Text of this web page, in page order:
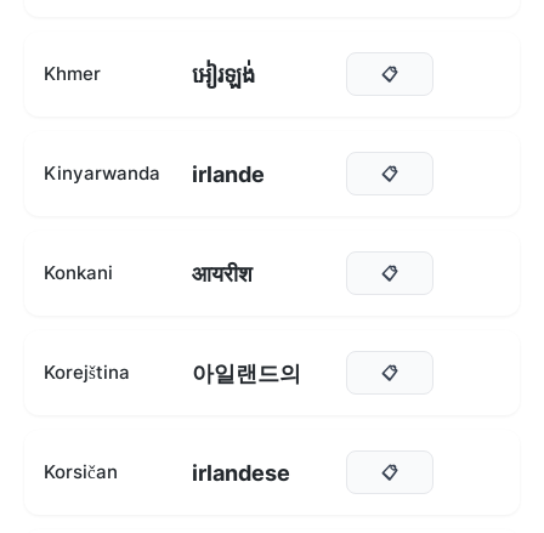
Khmer អៀរឡង់ 📋
Kinyarwanda irlande 📋
Konkani आयरीश 📋
Korejština 아일랜드의 📋
Korsičan irlandese 📋